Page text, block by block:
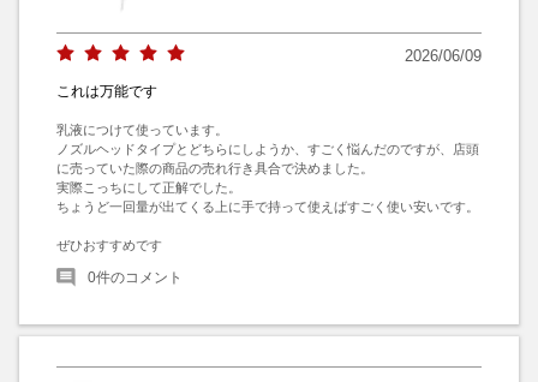
2026/06/09
これは万能です
乳液につけて使っています。
ノズルヘッドタイプとどちらにしようか、すごく悩んだのですが、店頭
に売っていた際の商品の売れ行き具合で決めました。
実際こっちにして正解でした。
ちょうど一回量が出てくる上に手で持って使えばすごく使い安いです。
ぜひおすすめです
0件のコメント